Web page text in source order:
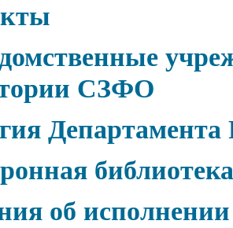
СЗФО
библиотека
об